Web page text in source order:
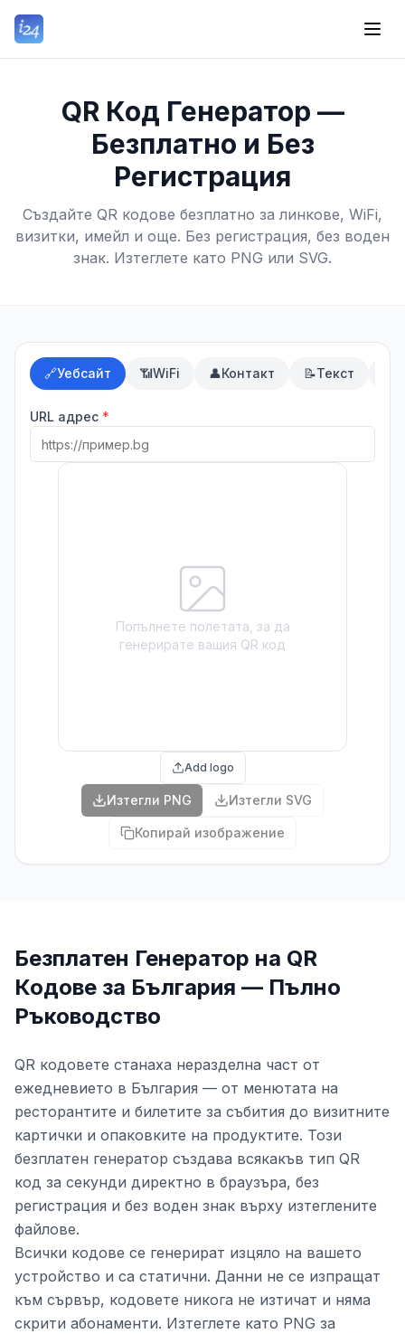
QR Код Генератор —
Безплатно и Без
Регистрация
Създайте QR кодове безплатно за линкове, WiFi,
визитки, имейл и още. Без регистрация, без воден
знак. Изтеглете като PNG или SVG.
🔗Уебсайт 📶WiFi 👤Контакт 📝Текст
URL адрес *
Попълнете полетата, за да
генерирате вашия QR код
Add logo
Изтегли PNG Изтегли SVG
Копирай изображение
Безплатен Генератор на QR
Кодове за България — Пълно
Ръководство
QR кодовете станаха неразделна част от
ежедневието в България — от менютата на
ресторантите и билетите за събития до визитните
картички и опаковките на продуктите. Този
безплатен генератор създава всякакъв тип QR
код за секунди директно в браузъра, без
регистрация и без воден знак върху изтеглените
файлове.
Всички кодове се генерират изцяло на вашето
устройство и са статични. Данни не се изпращат
към сървър, кодовете никога не изтичат и няма
скрити абонаменти. Изтеглете като PNG за